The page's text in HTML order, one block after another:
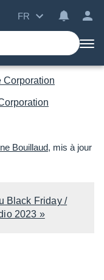
FR
Corporation
Bouillaud, mis à jour
Black Friday /
2023 »